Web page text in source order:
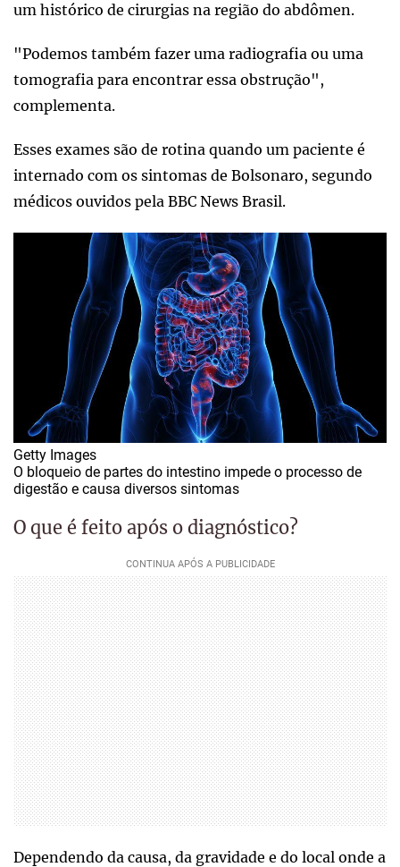
um histórico de cirurgias na região do abdômen.
"Podemos também fazer uma radiografia ou uma
tomografia para encontrar essa obstrução",
complementa.
Esses exames são de rotina quando um paciente é
internado com os sintomas de Bolsonaro, segundo
médicos ouvidos pela BBC News Brasil.
Getty Images
O bloqueio de partes do intestino impede o processo de
digestão e causa diversos sintomas
O que é feito após o diagnóstico?
Dependendo da causa, da gravidade e do local onde a